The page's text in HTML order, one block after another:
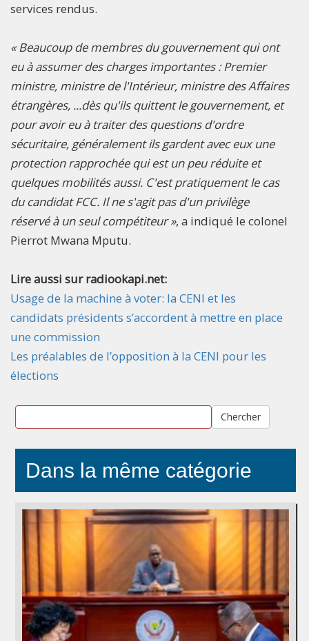
services rendus.
« Beaucoup de membres du gouvernement qui ont
eu à assumer des charges importantes : Premier
ministre, ministre de l'Intérieur, ministre des Affaires
étrangères, ...dès qu'ils quittent le gouvernement, et
pour avoir eu à traiter des questions d'ordre
sécuritaire, généralement ils gardent avec eux une
protection rapprochée qui est un peu réduite et
quelques mobilités aussi. C'est pratiquement le cas
du candidat FCC. Il ne s'agit pas d'un privilège
réservé à un seul compétiteur », a indiqué le colonel
Pierrot Mwana Mputu.
Lire aussi sur radiookapi.net:
Usage de la machine à voter: la CENI et les
candidats présidents s’accordent à mettre en place
une commission
Les préalables de l’opposition à la CENI pour les
élections
Chercher
Dans la même catégorie